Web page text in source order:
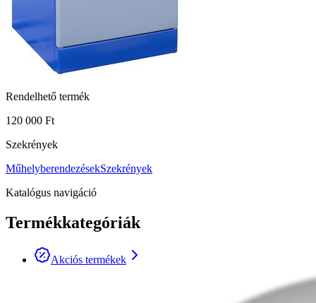
Rendelhető termék
120 000 Ft
Szekrények
MűhelyberendezésekSzekrények
Katalógus navigáció
Termékkategóriák
Akciós termékek